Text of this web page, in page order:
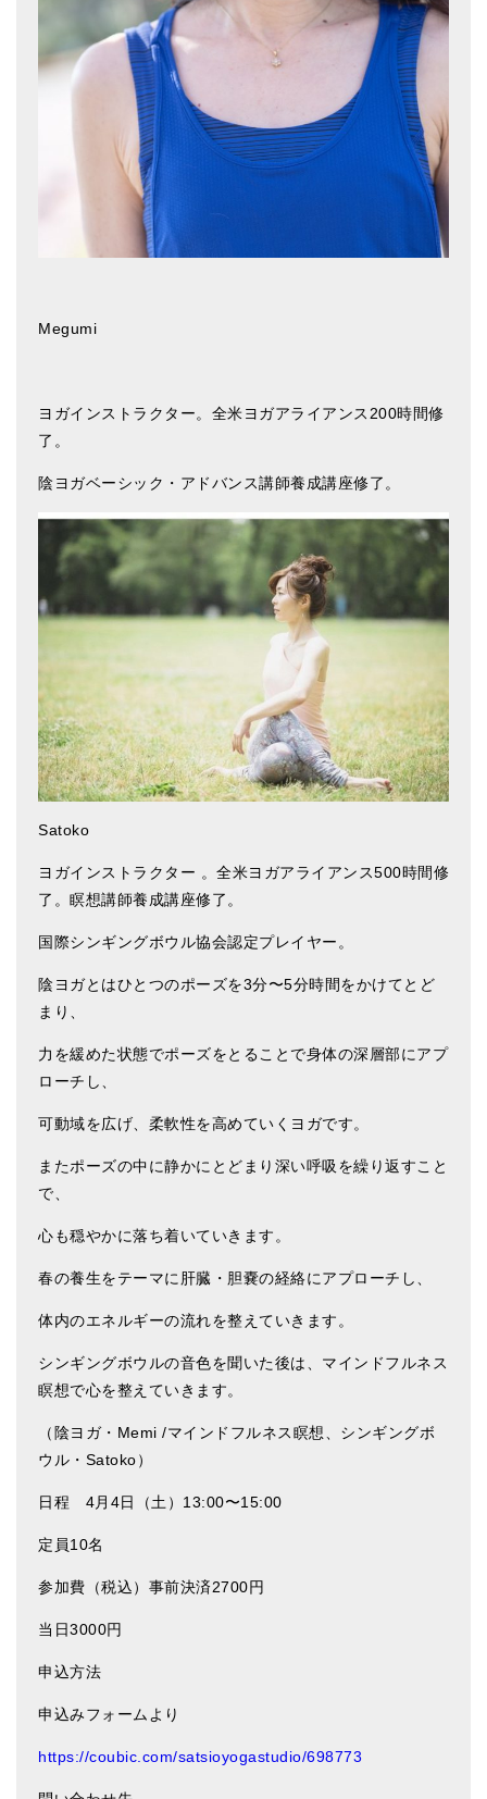
初級講座
倍音呼吸法レッスン
ビギナー講師・養成講座
アマナマナとは
お客様の声
ブログ
特商法の表記
Megumi
ヨガインストラクター。全米ヨガアライアンス200時間修
了。
陰ヨガベーシック・アドバンス講師養成講座修了。
Satoko
ヨガインストラクター 。全米ヨガアライアンス500時間修
了。瞑想講師養成講座修了。
国際シンギングボウル協会認定プレイヤー。
陰ヨガとはひとつのポーズを3分〜5分時間をかけてとど
まり、
力を緩めた状態でポーズをとることで身体の深層部にアプ
ローチし、
可動域を広げ、柔軟性を高めていくヨガです。
またポーズの中に静かにとどまり深い呼吸を繰り返すこと
で、
心も穏やかに落ち着いていきます。
春の養生をテーマに肝臓・胆嚢の経絡にアプローチし、
体内のエネルギーの流れを整えていきます。
シンギングボウルの音色を聞いた後は、マインドフルネス
瞑想で心を整えていきます。
（陰ヨガ・ Memi /マインドフルネス瞑想、シンギングボ
ウル・ Satoko）
日程 4月 4日（土） 13:00〜15:00
定員10名
参加費（税込）事前決済2700円
当日3000円
申込方法
申込みフォームより
https://coubic.com/satsioyogastudio/698773